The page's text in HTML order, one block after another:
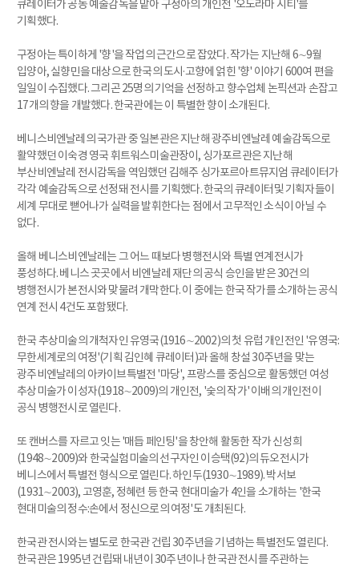
큐레이터가 공동 예술감독을 맡아 구정아의 개인전 '오도라마 시티'를
기획했다.
구정아는 특이하게 '향'을 작업의 근간으로 잡았다. 작가는 지난해 6∼9월
입양아, 실향민을 대상으로 한국의 도시·고향에 얽힌 '향' 이야기 600여 편을
일일이 수집했다. 그리곤 25명의 기억을 선정하고 향수업체 논픽션과 손잡고
17개의 향을 개발했다. 한국관에는 이 특별한 향이 소개된다.
베니스비엔날레의 국가관 중 일본관은 지난해 광주비엔날레 예술감독으로
활약했던 이숙경 영국 휘트워스미술관장이, 싱가포르관은 지난해
부산비엔날레 전시감독을 역임했던 김해주 싱가포르아트뮤지엄 큐레이터가
각각 예술감독으로 선정돼 전시를 기획했다. 한국의 큐레이터및 기획자들이
세계 무대로 뻗어나가 실력을 발휘한다는 점에서 고무적인 소식이 아닐 수
없다.
올해 베니스비엔날레는 그 어느 때보다 병행전시와 특별 연계전시가
풍성하다. 베니스 곳곳에서 비엔날레 재단의 공식 승인을 받은 30건의
병행전시가 본전시와 맞물려 개막한다. 이 중에는 한국 작가를 소개하는 공식
연계 전시 4건도 포함됐다.
한국 추상미술의 개척자인 유영국(1916∼2002)의 첫 유럽 개인전인 '유영국:
무한세계로의 여정'(기획 김인혜 큐레이터)과 올해 창설 30주년을 맞는
광주비엔날레의 아카이브특별전 '마당', 프랑스를 중심으로 활동했던 여성
추상미술가 이성자(1918∼2009)의 개인전, '숯의 작가' 이배의 개인전이
공식 병행전시로 열린다.
또 캔버스를 자르고 잇는 '매듭 페인팅'을 창안해 활동한 작가 신성희
(1948∼2009)와 한국실험미술의 선구자인 이승택(92)의 듀오전시가
베니스에서 특별전 형식으로 열린다. 하인두(1930∼1989). 박서보
(1931∼2003), 고영훈, 정혜련 등 한국 현대미술가 4인을 소개하는 '한국
현대미술의 정수:손에서 정신으로의 여정'도 개최된다.
한국관 전시와는 별도로 한국관 건립 30주년을 기념하는 특별전도 열린다.
한국관은 1995년 건립돼 내년이 30주년이나 한국관 전시를 주관하는